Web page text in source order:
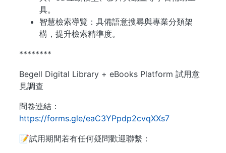
具。
智慧檢索導覽：具備語意搜尋與專業分類架
構，提升檢索精準度。
********
Begell Digital Library + eBooks Platform 試用意
見調查
問卷連結：
https://forms.gle/eaC3YPpdp2cvqXXs7
📝試用期間若有任何疑問歡迎聯繫：